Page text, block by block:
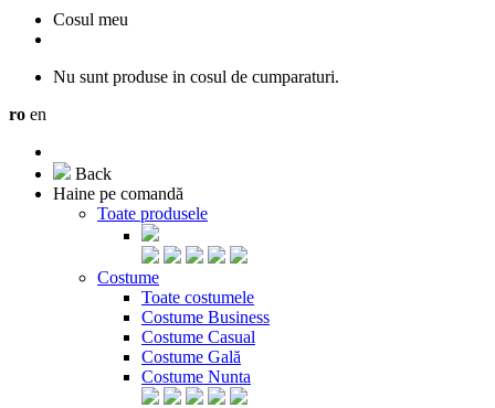
Cosul meu
Nu sunt produse in cosul de cumparaturi.
ro en
Back
Haine pe comandă
Toate produsele
Costume
Toate costumele
Costume Business
Costume Casual
Costume Gală
Costume Nunta